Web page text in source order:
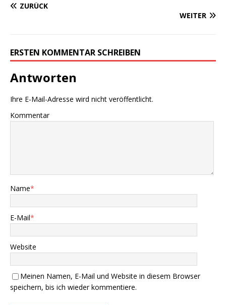
ZURÜCK
WEITER
ERSTEN KOMMENTAR SCHREIBEN
Antworten
Ihre E-Mail-Adresse wird nicht veröffentlicht.
Kommentar
Name*
E-Mail*
Website
Meinen Namen, E-Mail und Website in diesem Browser
speichern, bis ich wieder kommentiere.